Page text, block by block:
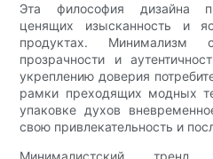
Эта философия дизайна
ценящих изысканность и
продуктах. Минимализм
прозрачности и
укреплению доверия
рамки преходящих модных
упаковке духов
свою привлекательность и